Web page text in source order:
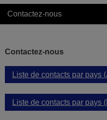
Contactez-nous
Contactez-nous
Liste de contacts par pays
Liste de contacts par pays